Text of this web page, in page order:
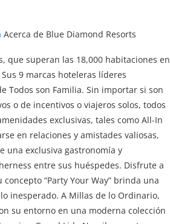
Acerca de Blue Diamond Resorts
que superan las 18,000 habitaciones en
9 marcas hoteleras líderes
Todos son Familia. Sin importar si son
o de incentivos o viajeros solos, todos
exclusivas, tales como All-In
en relaciones y amistades valiosas,
una exclusiva gastronomía y
entre sus huéspedes. Disfrute a
“Party Your Way” brinda una
inesperado. A Millas de lo Ordinario,
su entorno en una moderna colección